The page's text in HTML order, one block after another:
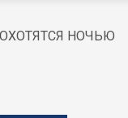
НОЧЬЮ